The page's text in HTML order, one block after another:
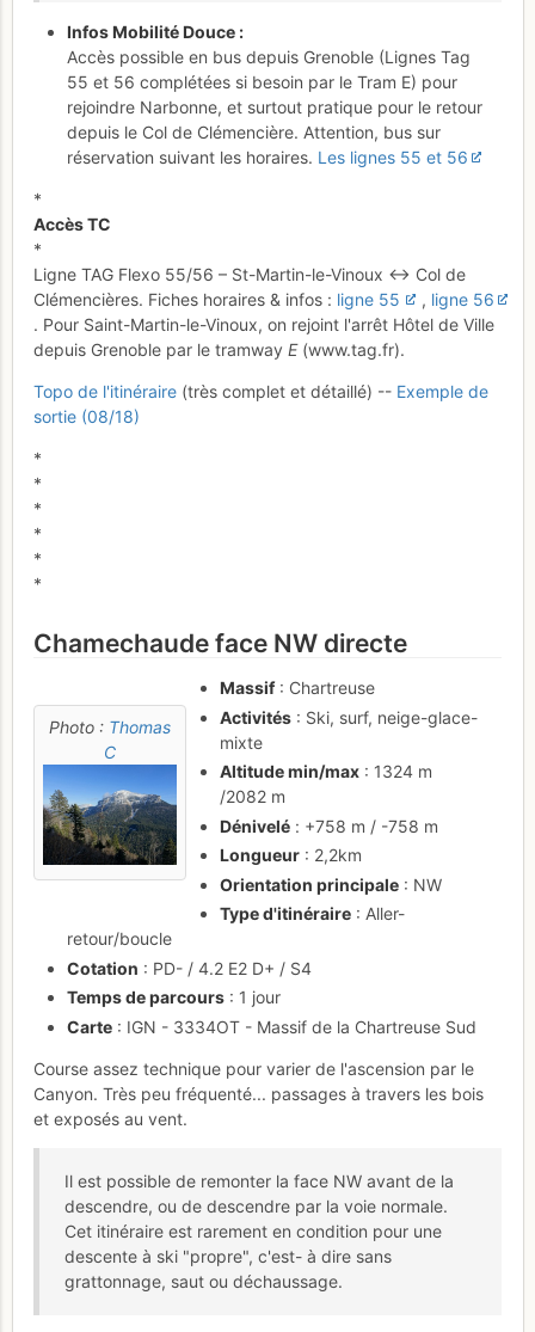
Infos Mobilité Douce :
Accès possible en bus depuis Grenoble (Lignes Tag
55 et 56 complétées si besoin par le Tram E) pour
rejoindre Narbonne, et surtout pratique pour le retour
depuis le Col de Clémencière. Attention, bus sur
réservation suivant les horaires. Les lignes 55 et 56
*
Accès TC
*
Ligne TAG Flexo 55/56 – St-Martin-le-Vinoux ↔ Col de
Clémencières. Fiches horaires & infos : ligne 55 , ligne 56
. Pour Saint-Martin-le-Vinoux, on rejoint l'arrêt Hôtel de Ville
depuis Grenoble par le tramway E(www.tag.fr).
Topo de l'itinéraire (très complet et détaillé) -- Exemple de
sortie (08/18)
*
*
*
*
*
*
Chamechaude face NW directe
Photo : Thomas
C
Massif: Chartreuse
Activités : Ski, surf, neige-glace-
mixte
Altitude min/max : 1324 m
/2082 m
Dénivelé : +758 m / -758 m
Longueur : 2,2km
Orientation principale : NW
Type d'itinéraire : Aller-
retour/boucle
Cotation : PD- / 4.2 E2 D+ / S4
Temps de parcours : 1 jour
Carte : IGN - 3334OT - Massif de la Chartreuse Sud
Course assez technique pour varier de l'ascension par le
Canyon. Très peu fréquenté... passages à travers les bois
et exposés au vent.
Il est possible de remonter la face NW avant de la
descendre, ou de descendre par la voie normale.
Cet itinéraire est rarement en condition pour une
descente à ski "propre", c'est- à dire sans
grattonnage, saut ou déchaussage.